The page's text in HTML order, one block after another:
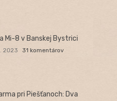
Mi-8 v Banskej Bystrici
2023 31 komentárov
pri Piešťanoch: Dva